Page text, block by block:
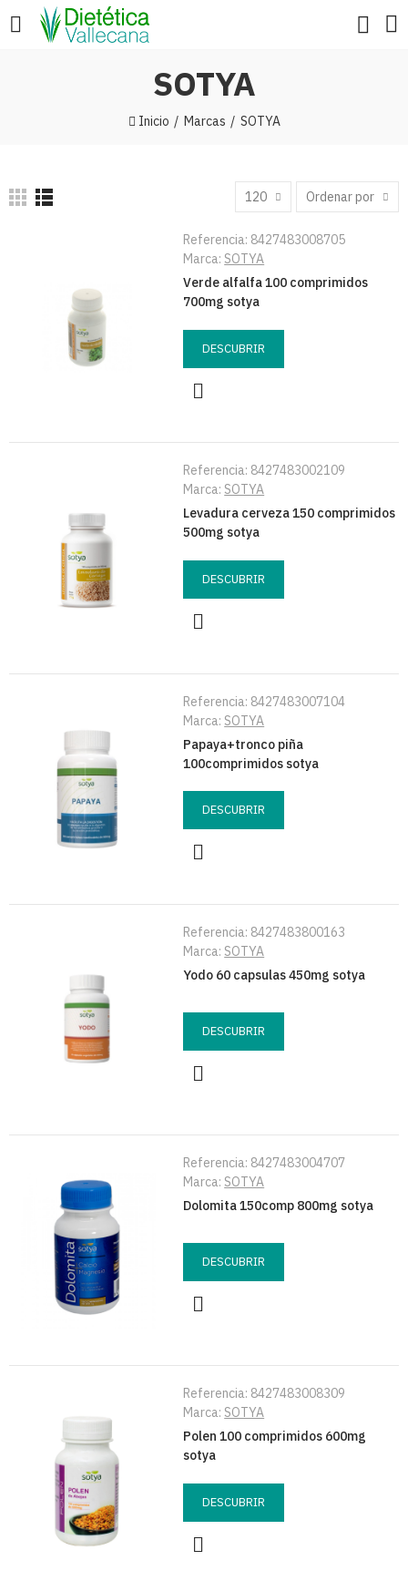
SOTYA
Inicio Marcas SOTYA
120 Ordenar por
Referencia: 8427483008705
Marca: SOTYA
Verde alfalfa 100 comprimidos
700mg sotya
DESCUBRIR
Referencia: 8427483002109
Marca: SOTYA
Levadura cerveza 150 comprimidos
500mg sotya
DESCUBRIR
Referencia: 8427483007104
Marca: SOTYA
Papaya+tronco piña
100comprimidos sotya
DESCUBRIR
Referencia: 8427483800163
Marca: SOTYA
Yodo 60 capsulas 450mg sotya
DESCUBRIR
Referencia: 8427483004707
Marca: SOTYA
Dolomita 150comp 800mg sotya
DESCUBRIR
Referencia: 8427483008309
Marca: SOTYA
Polen 100 comprimidos 600mg
sotya
DESCUBRIR